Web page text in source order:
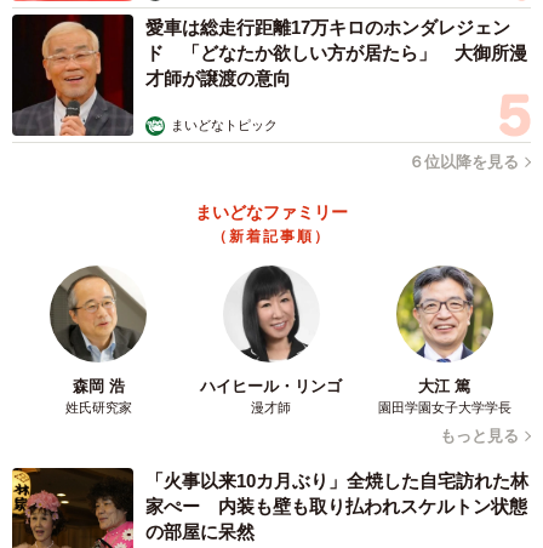
愛車は総走行距離17万キロのホンダレジェン
ド 「どなたか欲しい方が居たら」 大御所漫
才師が譲渡の意向
まいどなトピック
６位以降を見る
まいどなファミリー
（新着記事順）
森岡 浩
姓氏研究家
ハイヒール・リンゴ
漫才師
大江 篤
園田学園女子大学学長
もっと見る
「火事以来10カ月ぶり」全焼した自宅訪れた林
家ぺー 内装も壁も取り払われスケルトン状態
の部屋に呆然